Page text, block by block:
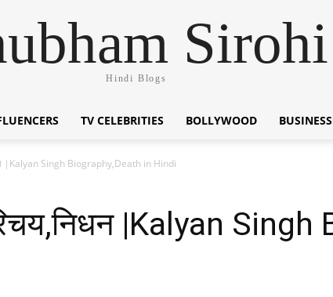
Sirohi
Hindi Blogs
TV CELEBRITIES BOLLYWOOD
|Kalyan Singh Biography,Death in Hindi
|Kalyan